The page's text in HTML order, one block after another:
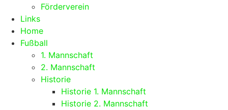
Förderverein
Links
Home
Fußball
1. Mannschaft
2. Mannschaft
Historie
Historie 1. Mannschaft
Historie 2. Mannschaft